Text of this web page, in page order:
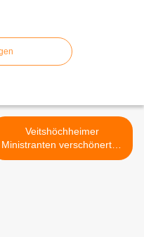
Veitshöchheimer
Ministranten verschönerten
Kuratiekindergarten >